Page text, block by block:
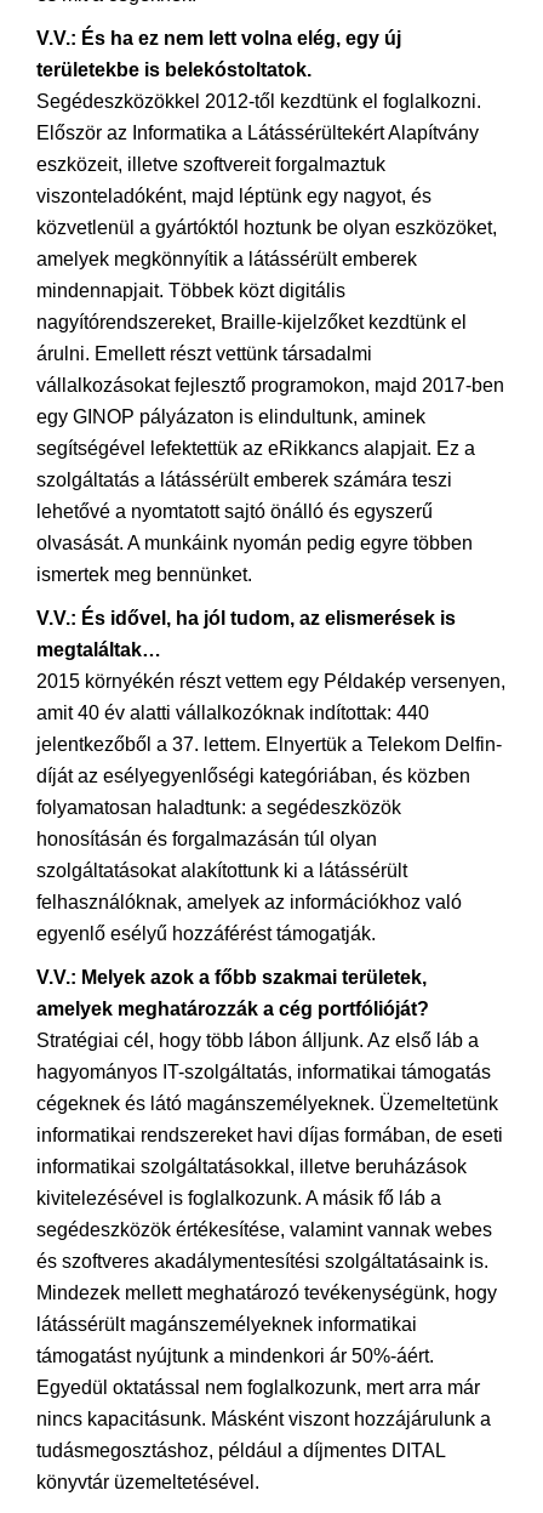
V.V.: És ha ez nem lett volna elég, egy új
területekbe is belekóstoltatok.
Segédeszközökkel 2012-től kezdtünk el foglalkozni.
Először az Informatika a Látássérültekért Alapítvány
eszközeit, illetve szoftvereit forgalmaztuk
viszonteladóként, majd léptünk egy nagyot, és
közvetlenül a gyártóktól hoztunk be olyan eszközöket,
amelyek megkönnyítik a látássérült emberek
mindennapjait. Többek közt digitális
nagyítórendszereket, Braille-kijelzőket kezdtünk el
árulni. Emellett részt vettünk társadalmi
vállalkozásokat fejlesztő programokon, majd 2017-ben
egy GINOP pályázaton is elindultunk, aminek
segítségével lefektettük az eRikkancs alapjait. Ez a
szolgáltatás a látássérült emberek számára teszi
lehetővé a nyomtatott sajtó önálló és egyszerű
olvasását. A munkáink nyomán pedig egyre többen
ismertek meg bennünket.
V.V.: És idővel, ha jól tudom, az elismerések is
megtaláltak…
2015 környékén részt vettem egy Példakép versenyen,
amit 40 év alatti vállalkozóknak indítottak: 440
jelentkezőből a 37. lettem. Elnyertük a Telekom Delfin-
díját az esélyegyenlőségi kategóriában, és közben
folyamatosan haladtunk: a segédeszközök
honosításán és forgalmazásán túl olyan
szolgáltatásokat alakítottunk ki a látássérült
felhasználóknak, amelyek az információkhoz való
egyenlő esélyű hozzáférést támogatják.
V.V.: Melyek azok a főbb szakmai területek,
amelyek meghatározzák a cég portfólióját?
Stratégiai cél, hogy több lábon álljunk. Az első láb a
hagyományos IT-szolgáltatás, informatikai támogatás
cégeknek és látó magánszemélyeknek. Üzemeltetünk
informatikai rendszereket havi díjas formában, de eseti
informatikai szolgáltatásokkal, illetve beruházások
kivitelezésével is foglalkozunk. A másik fő láb a
segédeszközök értékesítése, valamint vannak webes
és szoftveres akadálymentesítési szolgáltatásaink is.
Mindezek mellett meghatározó tevékenységünk, hogy
látássérült magánszemélyeknek informatikai
támogatást nyújtunk a mindenkori ár 50%-áért.
Egyedül oktatással nem foglalkozunk, mert arra már
nincs kapacitásunk. Másként viszont hozzájárulunk a
tudásmegosztáshoz, például a díjmentes DITAL
könyvtár üzemeltetésével.